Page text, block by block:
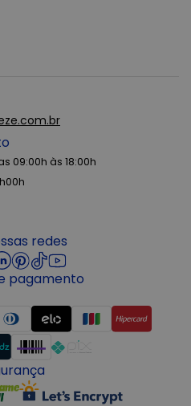
09:00h às 18:00h
redes
pagamento